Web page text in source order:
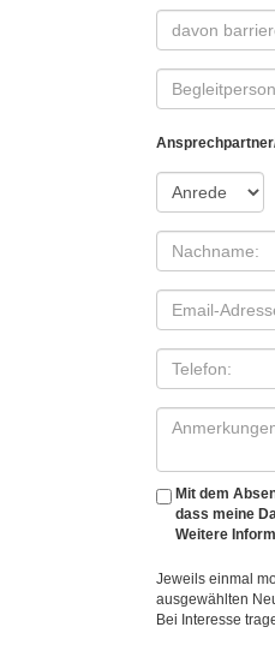
Mit dem
dass meine
Weitere
Jeweils einmal
ausgewählten
Bei Interesse